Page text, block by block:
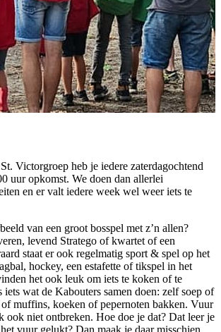
Victorgroep heb je iedere zaterdagochtend
uur opkomst. We doen dan allerlei
en er valt iedere week wel weer iets te
van een groot bosspel met z’n allen?
levend Stratego of kwartet of een
staat er ook regelmatig sport & spel op het
hockey, een estafette of tikspel in het
het ook leuk om iets te koken of te
iets wat de Kabouters samen doen: zelf soep of
muffins, koeken of pepernoten bakken. Vuur
ook niet ontbreken. Hoe doe je dat? Dat leer je
vuur gelukt? Dan maak je daar misschien